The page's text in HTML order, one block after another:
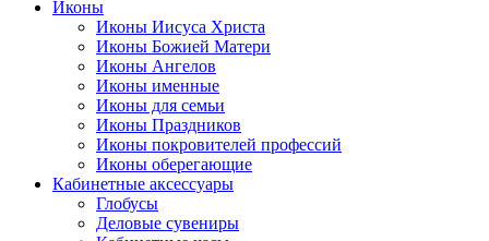
Иконы
Иконы Иисуса Христа
Иконы Божией Матери
Иконы Ангелов
Иконы именные
Иконы для семьи
Иконы Праздников
Иконы покровителей профессий
Иконы оберегающие
Кабинетные аксессуары
Глобусы
Деловые сувениры